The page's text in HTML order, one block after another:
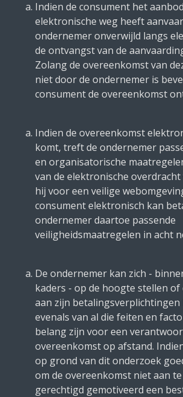
Indien de consument het
elektronische weg heeft
ondernemer onverwijld langs
de ontvangst van de
Zolang de overeenkomst van
niet door de ondernemer is
consument de overeenkomst
Indien de overeenkomst
komt, treft de ondernemer
en organisatorische
van de elektronische
hij voor een veilige
consument elektronisch kan
ondernemer daartoe passende
veiligheidsmaatregelen in acht
De ondernemer kan zich -
kaders - op de hoogte stellen of
aan zijn betalingsverplichtingen
evenals van al die feiten en
belang zijn voor een
overeenkomst op afstand.
op grond van dit onderzoek
om de overeenkomst niet aan
gerechtigd gemotiveerd een